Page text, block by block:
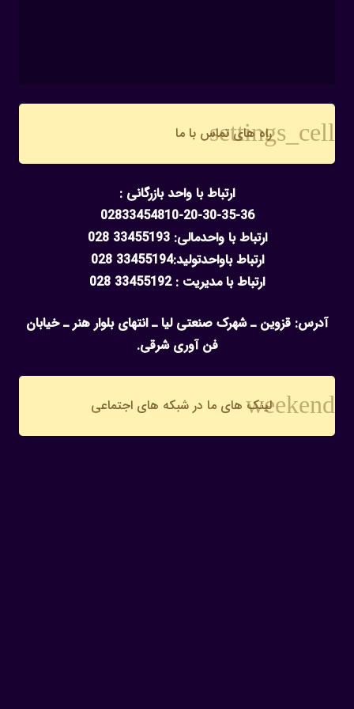
settings_cell
راه های تماس با ما
ارتباط با واحد بازرگانی :
02833454810-20-30-35-36
ارتباط با واحدمالی: 33455193 028
ارتباط باواحدتولید:33455194 028
ارتباط با مدیریت : 33455192 028
آدرس: قزوین ـ شهرک صنعتی لیا ـ انتهای بلوار هنر ـ خیابان
فن آوری شرقی.
weekendلینک های ما در شبکه های اجتماعی